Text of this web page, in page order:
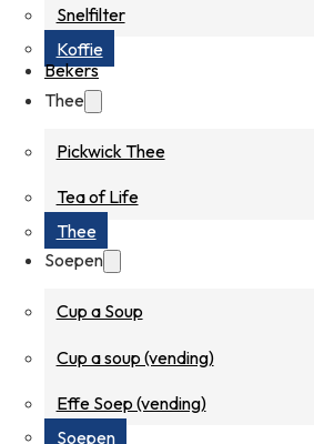
Snelfilter
Koffie
Bekers
Thee
Pickwick Thee
Tea of Life
Thee
Soepen
Cup a Soup
Cup a soup (vending)
Effe Soep (vending)
Soepen